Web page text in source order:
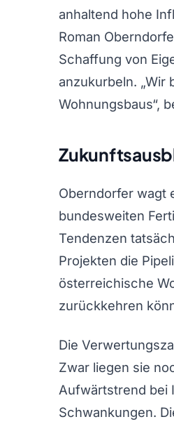
anhaltend hohe
Roman
Schaffung von
anzukurbeln. „Wir
Wohnungsbaus“,
Oberndorfer wagt
bundesweiten
Tendenzen
Projekten die
österreichische
zurückkehren
Die
Zwar liegen sie
Aufwärtstrend bei
Schwankungen.